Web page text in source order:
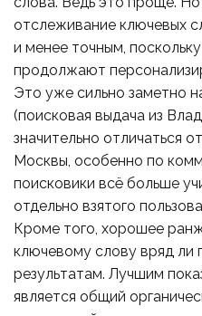
отслеживание ключевых
и менее точным,
продолжают
Это уже сильно заметно
(поисковая выдача из
значительно отличаться
Москвы, особенно по
поисковики всё больше
отдельно взятого
Кроме того, хорошее
ключевому слову вряд ли
результатам. Лучшим
является общий